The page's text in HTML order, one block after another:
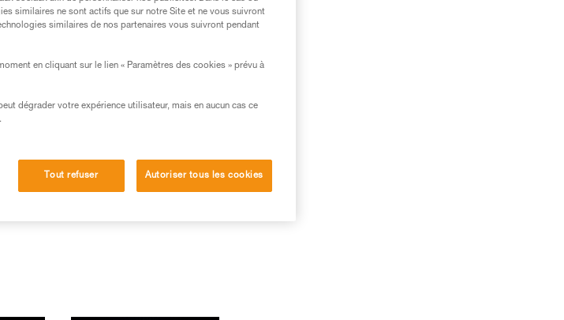
d’excellente qualité.
sur l’optique utilisée. Ce
à fait le choix, depuis longtemps,
en étroite collaboration avec
similaires ne sont actifs que sur notre Site et ne vous suivront
similaires de nos partenaires vous suivront pendant
en cliquant sur le lien « Paramètres des cookies » prévu à
dégrader votre expérience utilisateur, mais en aucun cas ce
Tout refuser Autoriser tous les cookies